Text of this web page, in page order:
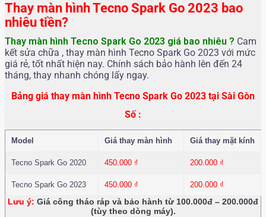
Thay màn hình Tecno Spark Go 2023 bao
nhiêu tiền?
Thay màn hình Tecno Spark Go 2023 giá bao nhiêu ? Cam
kết sửa chữa , thay màn hình Tecno Spark Go 2023 với mức
giá rẻ, tốt nhất hiện nay. Chính sách bảo hành lên đến 24
tháng, thay nhanh chóng lấy ngay.
Bảng giá thay màn hình Tecno Spark Go 2023 tại Sài Gòn
Số :
Model Giá thay màn hình Giá thay mặt kính
Tecno Spark Go 2020 450.000 ₫ 200.000 ₫
Tecno Spark Go 2023 450.000 ₫ 200.000 ₫
Lưu ý: Giá công tháo ráp và bảo hành từ 100.000đ – 200.000đ
(tùy theo dòng máy).